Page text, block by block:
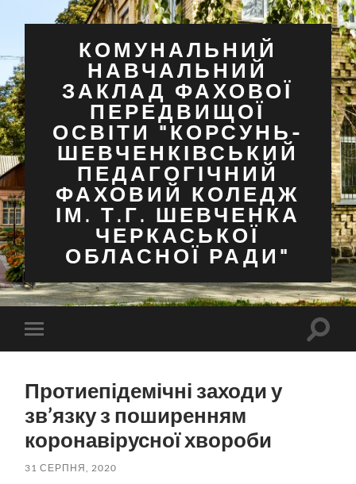
КОМУНАЛЬНИЙ
НАВЧАЛЬНИЙ
ЗАКЛАД ФАХОВОЇ
ПЕРЕДВИЩОЇ
ОСВІТИ "КОРСУНЬ-
ШЕВЧЕНКІВСЬКИЙ
ПЕДАГОГІЧНИЙ
ФАХОВИЙ КОЛЕДЖ
ІМ. Т.Г. ШЕВЧЕНКА
ЧЕРКАСЬКОЇ
ОБЛАСНОЇ РАДИ"
Перемкнути
мобільне
Протиепідемічні заходи у
зв’язку з поширенням
коронавірусної хвороби
31 СЕРПНЯ, 2020